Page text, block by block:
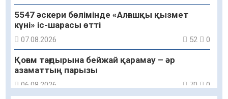
5547 әскери бөлімінде «Алғашқы қызмет
күні» іс-шарасы өтті
07.08.2026 52 0
Қоғам тағдырына бейжай қарамау – әр
азаматтың парызы
06.08.2026 70 0